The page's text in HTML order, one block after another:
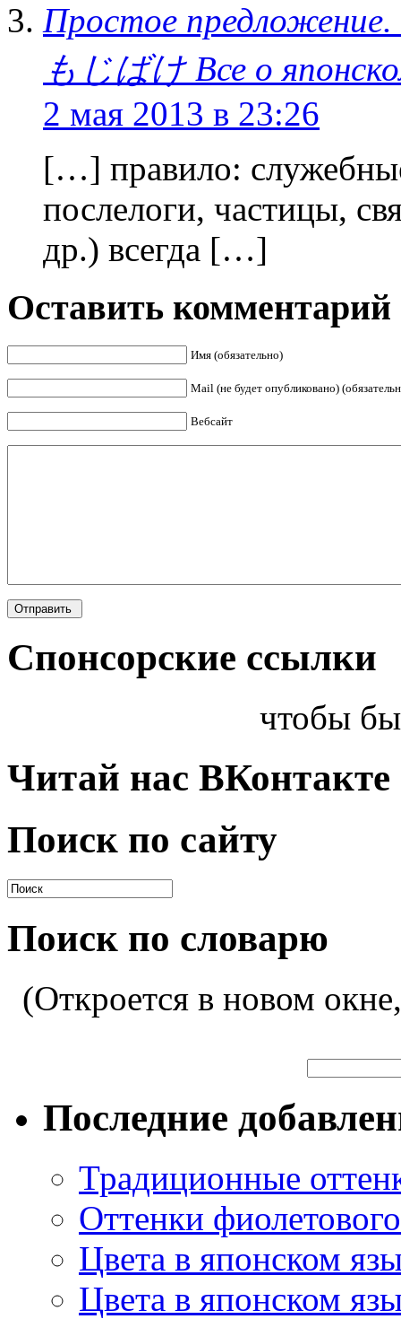
Простое
もじばけ Все о
2 мая 2013 в 23:26
[…] правило:
послелоги, частицы,
др.) всегда […]
Оставить комментарий
Имя (обязательно)
Mail (не будет опубликовано)
Вебсайт
Спонсорские ссылки
чтобы
Читай нас ВКонтакте
Поиск по сайту
Поиск по словарю
(Откроется в новом
Последние
Традиционные
Оттенки
Цвета в японском
Цвета в японском